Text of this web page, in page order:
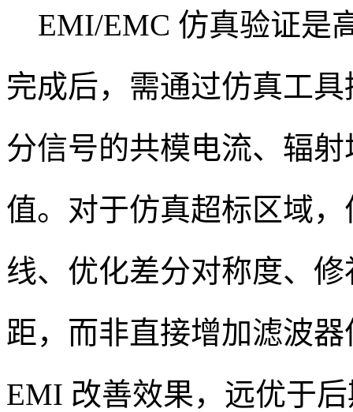
EMI/EMC 仿真验证是
完成后，需通过仿真工
分信号的共模电流、辐
值。对于仿真超标区域
线、优化差分对称度、
距，而非直接增加滤波
EMI 改善效果，远优于